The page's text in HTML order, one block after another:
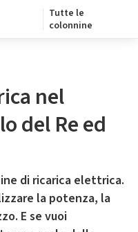
Tutte le
colonnine
nel
del Re ed
di ricarica elettrica.
la potenza, la
E se vuoi